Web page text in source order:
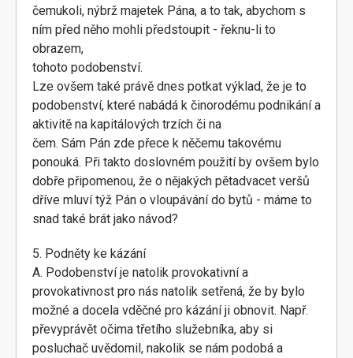
čemukoli, nýbrž majetek Pána, a to tak, abychom s
ním před něho mohli předstoupit - řeknu-li to
obrazem,
tohoto podobenství.
Lze ovšem také právě dnes potkat výklad, že je to
podobenství, které nabádá k činorodému podnikání a
aktivitě na kapitálových trzích či na
čem. Sám Pán zde přece k něčemu takovému
ponouká. Při takto doslovném použití by ovšem bylo
dobře připomenou, že o nějakých pětadvacet veršů
dříve mluví týž Pán o vloupávání do bytů - máme to
snad také brát jako návod?
5. Podněty ke kázání
A. Podobenství je natolik provokativní a
provokativnost pro nás natolik setřená, že by bylo
možné a docela vděčné pro kázání ji obnovit. Např.
převyprávět očima třetího služebníka, aby si
posluchač uvědomil, nakolik se nám podobá a